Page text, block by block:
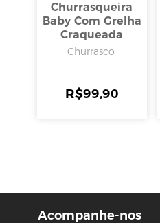
Churrasqueira
Baby Com Grelha
Craqueada
250mm, Alumínio
Churrasco
R$99,90
Acompanhe-nos